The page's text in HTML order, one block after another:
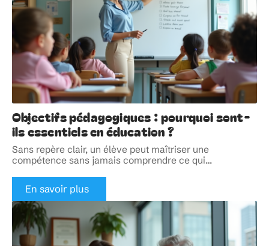
Objectifs pédagogiques : pourquoi sont-
ils essentiels en éducation ?
Sans repère clair, un élève peut maîtriser une
compétence sans jamais comprendre ce qui…
En savoir plus